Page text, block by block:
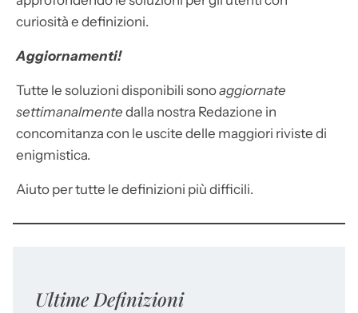
curiosità e definizioni.
Aggiornamenti!
Tutte le soluzioni disponibili sonoaggiornate
settimanalmente dalla nostra Redazione in
concomitanza con le uscite delle maggiori riviste di
enigmistica.
Aiuto per tutte le definizioni più difficili.
Ultime Definizioni